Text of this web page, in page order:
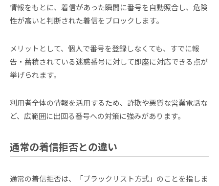
情報をもとに、着信があった瞬間に番号を自動照合し、危険
性が高いと判断された着信をブロックします。
メリットとして、個人で番号を登録しなくても、すでに報
告・蓄積されている迷惑番号に対して即座に対応できる点が
挙げられます。
利用者全体の情報を活用するため、詐欺や悪質な営業電話な
ど、広範囲に出回る番号への対策に強みがあります。
通常の着信拒否との違い
通常の着信拒否は、「ブラックリスト方式」のことを指しま